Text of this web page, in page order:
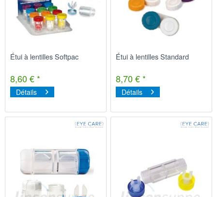
Étui à lentilles Softpac
8,60 € *
Détails
Étui à lentilles Standard
8,70 € *
Détails